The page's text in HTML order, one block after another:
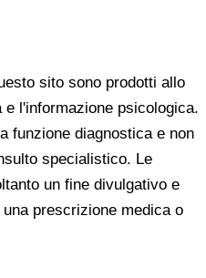
sito sono prodotti allo
l'informazione psicologica.
funzione diagnostica e non
specialistico. Le
un fine divulgativo e
prescrizione medica o